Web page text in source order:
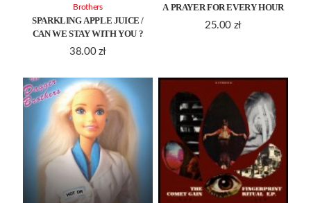
SPARKLING APPLE JUICE /
CAN WE STAY WITH YOU ?
38.00 zł
Brothers
A PRAYER FOR EVERY HOUR
25.00 zł